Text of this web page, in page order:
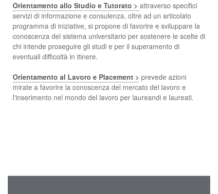
Orientamento allo Studio e Tutorato > attraverso specifici
servizi di informazione e consulenza, oltre ad un articolato
programma di iniziative, si propone di favorire e sviluppare la
conoscenza del sistema universitario per sostenere le scelte di
chi intende proseguire gli studi e per il superamento di
eventuali difficoltà in itinere.
Orientamento al Lavoro e Placement > prevede azioni
mirate a favorire la conoscenza del mercato del lavoro e
l'inserimento nel mondo del lavoro per laureandi e laureati.